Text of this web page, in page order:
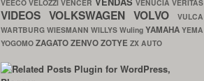
VEECOVELOZZIVENCER VENUCIAVERITAS
VIDEOS VOLKSWAGEN VOLVO
VULCA
WARTBURG WIESMANN WILLYS Wuling YAMAHA YEMA
YOGOMO ZAGATOZENVOZOTYE ZX AUTO